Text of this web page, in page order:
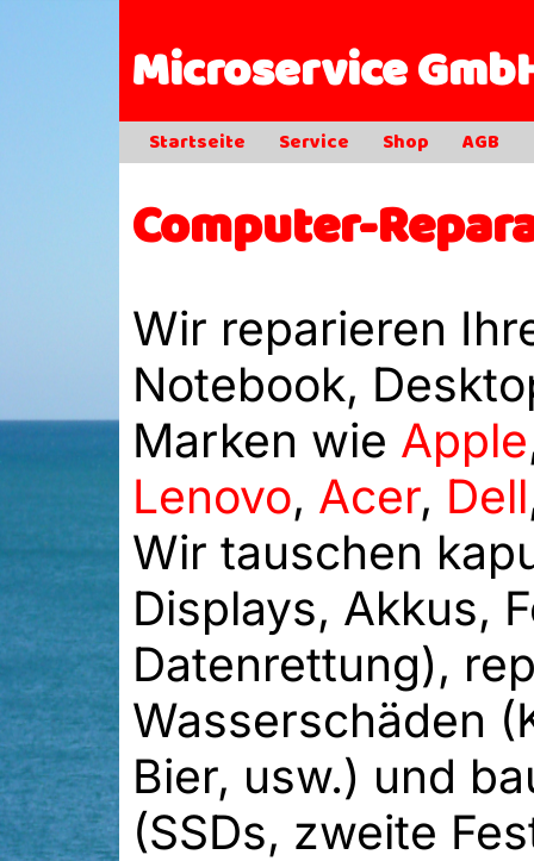
Microservice
Startseite Service Shop AGB
Computer-
Wir reparieren
Notebook,
Marken wie Apple
Lenovo, Acer, Dell
Wir tauschen
Displays, Akkus,
Datenrettung),
Wasserschäden
Bier, usw.) und
(SSDs, zweite